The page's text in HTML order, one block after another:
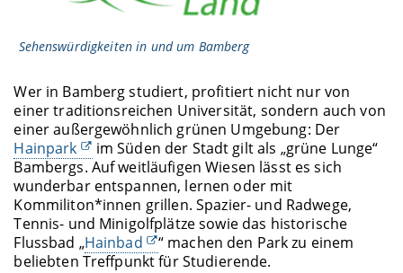
Sehenswürdigkeiten in und um Bamberg
Wer in Bamberg studiert, profitiert nicht nur von
einer traditionsreichen Universität, sondern auch von
einer außergewöhnlich grünen Umgebung: Der
Hainpark
im Süden der Stadt gilt als „grüne Lunge“
Bambergs. Auf weitläufigen Wiesen lässt es sich
wunderbar entspannen, lernen oder mit
Kommiliton*innen grillen. Spazier- und Radwege,
Tennis- und Minigolfplätze sowie das historische
Flussbad „Hainbad
“ machen den Park zu einem
beliebten Treffpunkt für Studierende.